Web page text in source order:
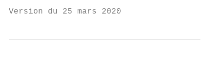
Version du 25 mars 2020